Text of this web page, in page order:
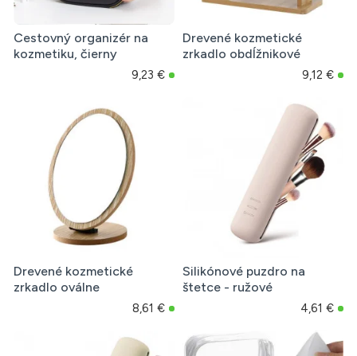
Cestovný organizér na
kozmetiku, čierny
9,23 €
Drevené kozmetické
zrkadlo obdĺžnikové
9,12 €
Drevené kozmetické
zrkadlo oválne
8,61 €
Silikónové puzdro na
štetce - ružové
4,61 €